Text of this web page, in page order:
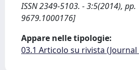
ISSN 2349-5103. - 3:5(2014),
9679.1000176]
Appare nelle tipologie:
03.1 Articolo su rivista